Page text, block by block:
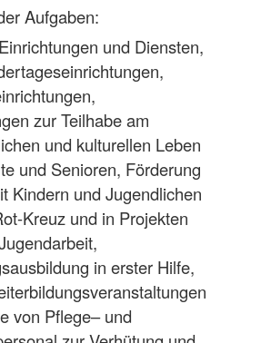
Aufgaben:
und Diensten,
zur Teilhabe am
und kulturellen Leben
und Senioren, Förderung
Kindern und Jugendlichen
Kreuz und in Projekten
in erster Hilfe,
von Pflege– und